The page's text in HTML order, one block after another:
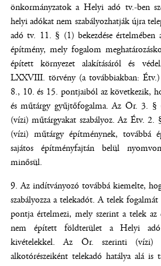
önkormányzatok a Helyi adó tv.-ben
helyi adókat nem szabályozhatják újra
adó tv. 11. § (1) bekezdése értelmében
építmény, mely fogalom
épített környezet alakításáról és
LXXVIII. törvény (a továbbiakban:
8., 10. és 15. pontjaiból az következik,
és műtárgy gyűjtőfogalma. Az Ör. 3. §
(vízi) műtárgyakat szabályoz. Az Étv. 2.
(vízi) műtárgy építménynek, továbbá
sajátos építményfajtán belül
minősül.
Az indítványozó továbbá kiemelte,
szabályozza a telekadót. A telek
pontja értelmezi, mely szerint a telek az
nem épített földterület a Helyi adó
kivételekkel. Az Ör. szerinti (vízi)
alkotórészeiként telekadó hatálya alá is